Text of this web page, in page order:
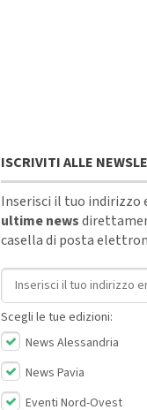
ISCRIVITI ALLE
Inserisci il tuo indirizzo
ultime news
casella di posta
Indirizzo email
Scegli le tue edizioni:
News Alessandria
News Pavia
Eventi Nord-Ovest